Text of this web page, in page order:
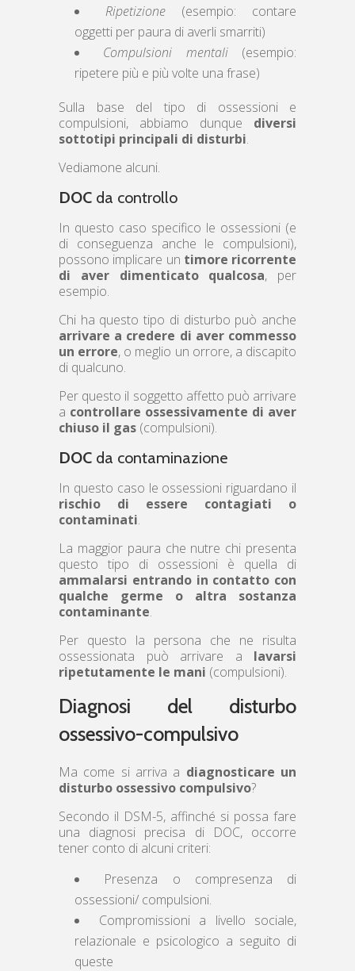
Ripetizione (esempio: contare
oggetti per paura di averli smarriti)
Compulsioni mentali(esempio:
ripetere più e più volte una frase)
Sulla base del tipo di ossessioni e
compulsioni, abbiamo dunque diversi
sottotipi principali di disturbi.
Vediamone alcuni.
DOC da controllo
In questo caso specifico le ossessioni (e
di conseguenza anche le compulsioni),
possono implicare un timore ricorrente
di aver dimenticato qualcosa, per
esempio.
Chi ha questo tipo di disturbo può anche
arrivare a credere di aver commesso
un errore, o meglio un orrore, a discapito
di qualcuno.
Per questo il soggetto affetto può arrivare
a controllare ossessivamente di aver
chiuso il gas (compulsioni).
DOC da contaminazione
In questo caso le ossessioni riguardano il
rischio di essere contagiati o
contaminati.
La maggior paura che nutre chi presenta
questo tipo di ossessioni è quella di
ammalarsi entrando in contatto con
qualche germe o altra sostanza
contaminante.
Per questo la persona che ne risulta
ossessionata può arrivare a lavarsi
ripetutamente le mani (compulsioni).
Diagnosi del disturbo
ossessivo-compulsivo
Ma come si arriva a diagnosticare un
disturbo ossessivo compulsivo?
Secondo il DSM-5, affinché si possa fare
una diagnosi precisa di DOC, occorre
tener conto di alcuni criteri:
Presenza o compresenza di
ossessioni/ compulsioni.
Compromissioni a livello sociale,
relazionale e psicologico a seguito di
queste